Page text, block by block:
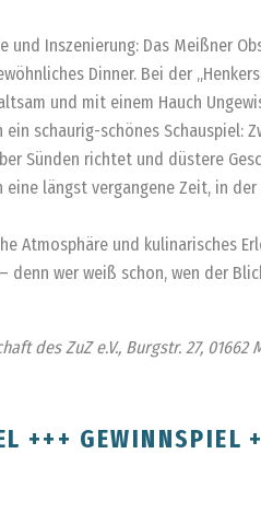
und Inszenierung: Das Meißner
Dinner. Bei der
und mit einem Hauch
schaurig-schönes Schauspiel:
Sünden richtet und düstere
längst vergangene Zeit, in der
Atmosphäre und kulinarisches
denn wer weiß schon, wen der
des ZuZ e.V., Burgstr. 27, 01662
+++ GEWINNSPIEL